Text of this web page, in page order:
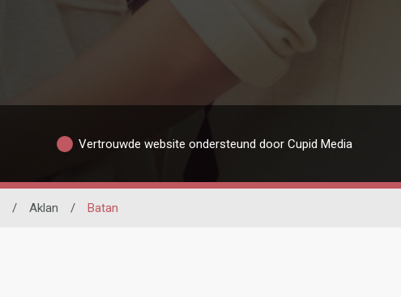
Vertrouwde website ondersteund door Cupid Media
/ Aklan / Batan